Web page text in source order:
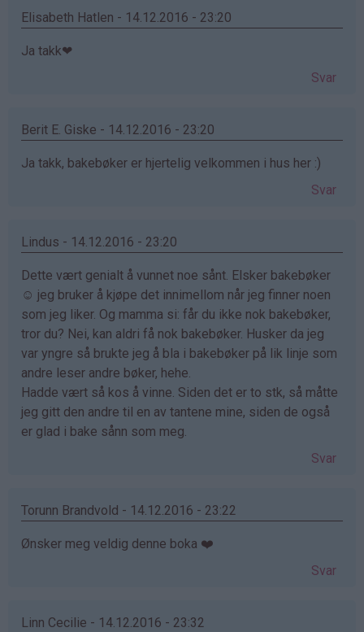
Elisabeth Hatlen - 14.12.2016 - 23:20
Ja takk❤
Svar
Berit E. Giske - 14.12.2016 - 23:20
Ja takk, bakebøker er hjertelig velkommen i hus her :)
Svar
Lindus - 14.12.2016 - 23:20
Dette vært genialt å vunnet noe sånt. Elsker bakebøker
☺ jeg bruker å kjøpe det innimellom når jeg finner noen
som jeg liker. Og mamma si: får du ikke nok bakebøker,
tror du? Nei, kan aldri få nok bakebøker. Husker da jeg
var yngre så brukte jeg å bla i bakebøker på lik linje som
andre leser andre bøker, hehe.
Hadde vært så kos å vinne. Siden det er to stk, så måtte
jeg gitt den andre til en av tantene mine, siden de også
er glad i bake sånn som meg.
Svar
Torunn Brandvold - 14.12.2016 - 23:22
Ønsker meg veldig denne boka ❤️
Svar
Linn Cecilie - 14.12.2016 - 23:32